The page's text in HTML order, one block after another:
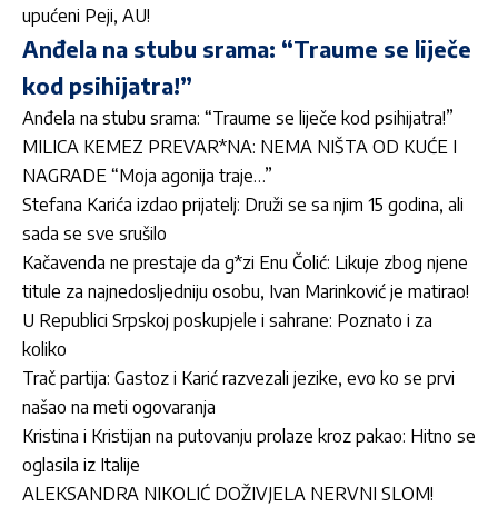
upućeni Peji, AU!
Anđela na stubu srama: “Traume se liječe
kod psihijatra!”
Anđela na stubu srama: “Traume se liječe kod psihijatra!”
MILICA KEMEZ PREVAR*NA: NEMA NIŠTA OD KUĆE I
NAGRADE “Moja agonija traje…”
Stefana Karića izdao prijatelj: Druži se sa njim 15 godina, ali
sada se sve srušilo
Kačavenda ne prestaje da g*zi Enu Čolić: Likuje zbog njene
titule za najnedosljedniju osobu, Ivan Marinković je matirao!
U Republici Srpskoj poskupjele i sahrane: Poznato i za
koliko
Trač partija: Gastoz i Karić razvezali jezike, evo ko se prvi
našao na meti ogovaranja
Kristina i Kristijan na putovanju prolaze kroz pakao: Hitno se
oglasila iz Italije
ALEKSANDRA NIKOLIĆ DOŽIVJELA NERVNI SLOM!